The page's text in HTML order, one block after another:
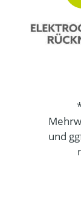
und